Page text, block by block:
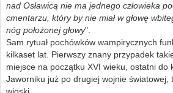
nad Osławicą nie ma jednego człowieka
cmentarzu, który by nie miał w głowę
nóg położonej głowy".
Sam rytuał pochówków wampirycznych
kilkaset lat. Pierwszy znany przypadek
miejsce na początku XVI wieku, ostatni do
Jaworniku już po drugiej wojnie światowej,